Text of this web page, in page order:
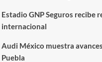
Estadio GNP Seguros recibe
internacional
Audi México muestra
Puebla